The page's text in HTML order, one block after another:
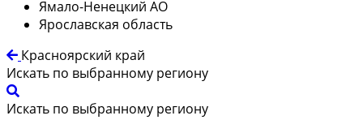
Ямало-Ненецкий АО
Ярославская область
Красноярский край
Искать по выбранному региону
Искать по выбранному региону